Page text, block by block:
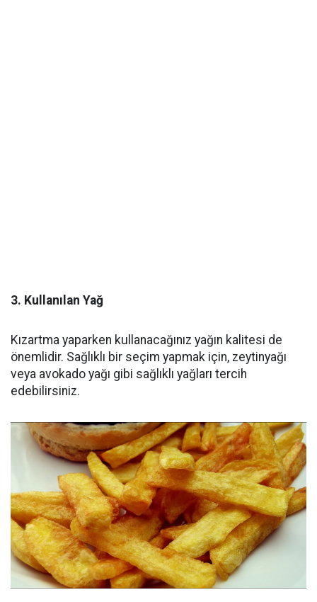
3. Kullanılan Yağ
Kızartma yaparken kullanacağınız yağın kalitesi de
önemlidir. Sağlıklı bir seçim yapmak için, zeytinyağı
veya avokado yağı gibi sağlıklı yağları tercih
edebilirsiniz.